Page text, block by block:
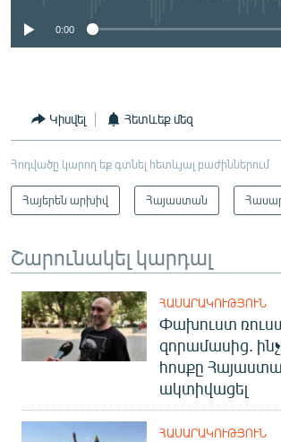
0:00
Կիսվել Հետևեք մեզ
Հոդվածը կարող եք գտնել հետևյալ բաժիններում
Հայերեն արխիվ Հայաստան
Շարունակել կարդալ
ՀԱՍԱՐԱԿՈՒԹՅՈՒՆ
Փախուստ
զորամասից.
հոսքը
ակտիվացել
ՀԱՍԱՐԱԿՈՒԹՅՈՒՆ